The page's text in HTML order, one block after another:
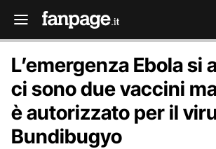
L’emergenza Ebola si
ci sono due vaccini
è autorizzato per il
Bundibugyo